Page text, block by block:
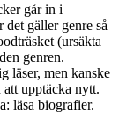
går in i
det gäller genre så
(ursäkta
genren.
läser, men kanske
upptäcka nytt.
läsa biografier.